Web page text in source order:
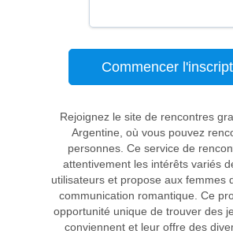
Commencer
Rejoignez le site de rencontres
Argentine, où vous pouvez
personnes. Ce service de
attentivement les intérêts variés
utilisateurs et propose aux femmes
communication romantique. Ce
opportunité unique de trouver des
conviennent et leur offre des